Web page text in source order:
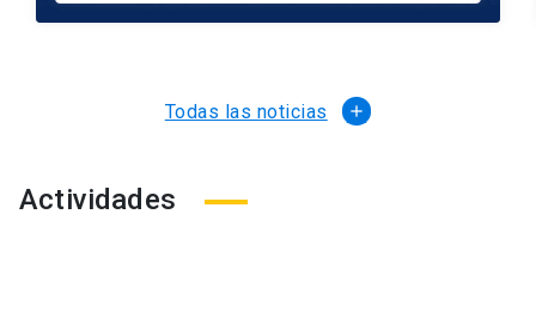
Todas las noticias
Actividades